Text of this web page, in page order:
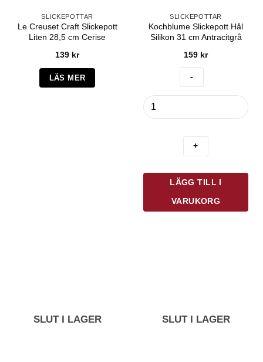
SLICKEPOTTAR
Le Creuset Craft Slickepott
Liten 28,5 cm Cerise
139 kr
LÄS MER
SLICKEPOTTAR
Kochblume Slickepott Hål
Silikon 31 cm Antracitgrå
159 kr
Slickepott
Antracitgrå
LÄGG TILL I
VARUKORG
SLUT I LAGER SLUT I LAGER